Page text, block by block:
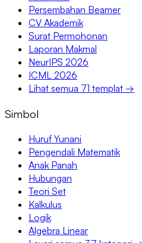
Persembahan Beamer
CV Akademik
Surat Permohonan
Laporan Makmal
NeurIPS 2026
ICML 2026
Lihat semua 71 templat →
Simbol
Huruf Yunani
Pengendali Matematik
Anak Panah
Hubungan
Teori Set
Kalkulus
Logik
Algebra Linear